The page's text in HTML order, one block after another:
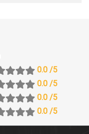
0.0 /5
0.0 /5
0.0 /5
0.0 /5